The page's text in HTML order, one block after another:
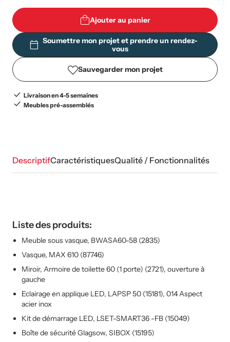
Ajouter au panier
Soumettre mon projet et prendre un rendez-
vous
Sauvegarder mon projet
Livraison en 4-5 semaines
Meubles pré-assemblés
DescriptifCaractéristiquesQualité / Fonctionnalités
Liste des produits:
Meuble sous vasque, BWASA60-58 (2835)
Vasque, MAX 610 (87746)
Miroir, Armoire de toilette 60 (1 porte) (2721), ouverture à
gauche
Eclairage en applique LED, LAPSP 50 (15181), 014 Aspect
acier inox
Kit de démarrage LED, LSET-SMART36 -FB (15049)
Boîte de sécurité Glagsow, SIBOX (15195)